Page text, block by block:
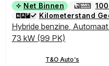
Net Binnen
Kilometerstand
Hybride benzine, Automaat,
73 kW (99 PK)
T&O Auto's